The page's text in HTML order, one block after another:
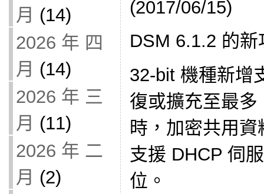
月 (14)
2026 年 四
月 (14)
2026 年 三
月 (11)
2026 年 二
月 (2)
(2017/06/15)
DSM 6.1.2 的新
32-bit 機種新增
復或擴充至最
時，加密共用
支援 DHCP 伺
位。